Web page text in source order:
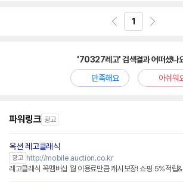
1
'70327레고' 검색결과 어떠셨나
만족해요
아쉬워
파워링크 광고
옥션 레고클래식
광고 http://mobile.auction.co.kr
레고클래식 꼭멤버십 월 이용료만큼 캐시보장! 쇼핑 5%적립